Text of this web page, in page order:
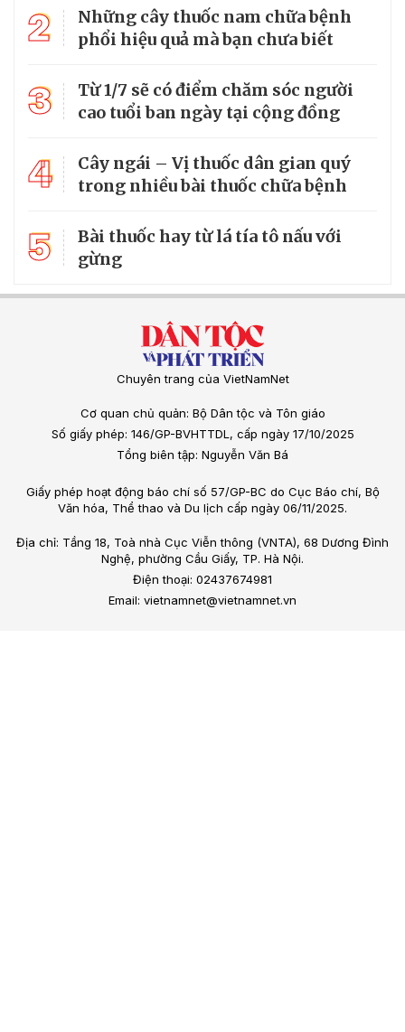
2
Những cây thuốc nam chữa bệnh
phổi hiệu quả mà bạn chưa biết
3
Từ 1/7 sẽ có điểm chăm sóc người
cao tuổi ban ngày tại cộng đồng
4
Cây ngái – Vị thuốc dân gian quý
trong nhiều bài thuốc chữa bệnh
5
Bài thuốc hay từ lá tía tô nấu với
gừng
Chuyên trang của VietNamNet
Cơ quan chủ quản: Bộ Dân tộc và Tôn giáo
Số giấy phép: 146/GP-BVHTTDL, cấp ngày 17/10/2025
Tổng biên tập: Nguyễn Văn Bá
Giấy phép hoạt động báo chí số 57/GP-BC do Cục Báo chí, Bộ
Văn hóa, Thể thao và Du lịch cấp ngày 06/11/2025.
Địa chỉ: Tầng 18, Toà nhà Cục Viễn thông (VNTA), 68 Dương Đình
Nghệ, phường Cầu Giấy, TP. Hà Nội.
Điện thoại: 02437674981
Email: vietnamnet@vietnamnet.vn